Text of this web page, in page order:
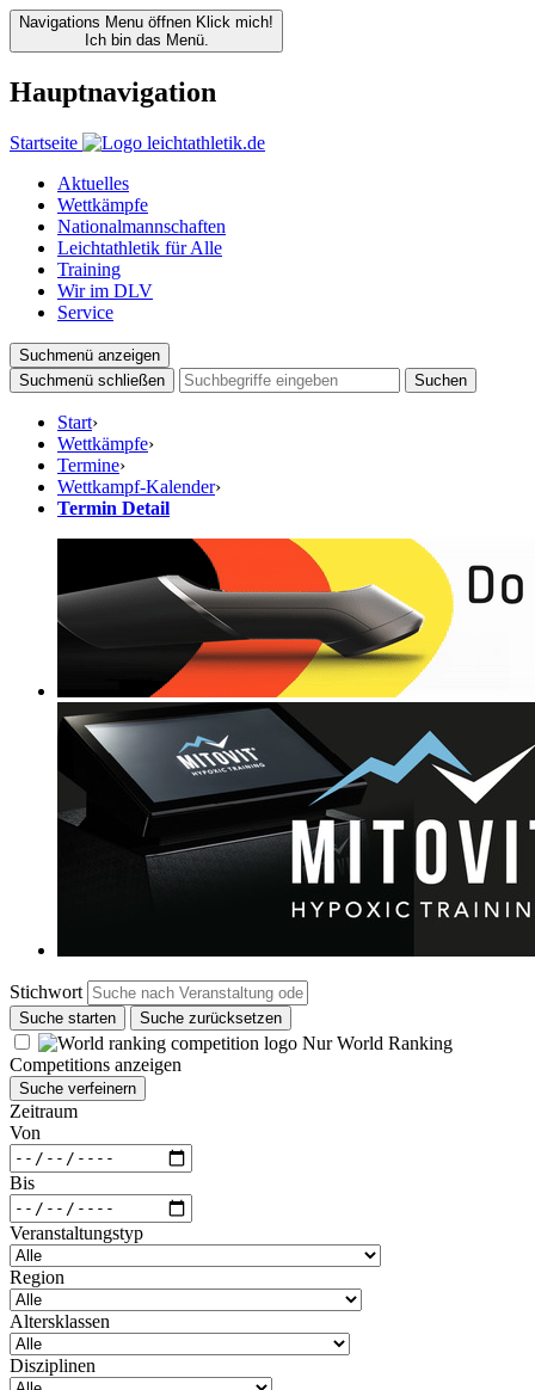
Navigations Menu öffnen Klick mich!
Ich bin das Menü.
Hauptnavigation
Startseite
Aktuelles
Wettkämpfe
Nationalmannschaften
Leichtathletik für Alle
Training
Wir im DLV
Service
Suchmenü anzeigen
Suchmenü schließen
Suchen
Start›
Wettkämpfe›
Termine›
Wettkampf-Kalender›
Termin Detail
Stichwort
Suche starten Suche zurücksetzen
Nur World Ranking
Competitions anzeigen
Suche verfeinern
Zeitraum
Von
Bis
Veranstaltungstyp
Region
Altersklassen
Disziplinen